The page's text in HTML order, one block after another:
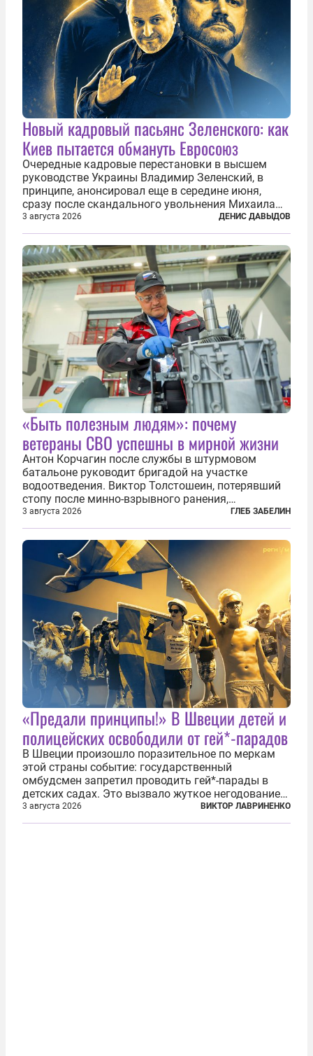
Новый кадровый пасьянс Зеленского: как
Киев пытается обмануть Евросоюз
Очередные кадровые перестановки в высшем
руководстве Украины Владимир Зеленский, в
принципе, анонсировал еще в середине июня,
сразу после скандального увольнения Михаила
Фёдорова с поста министра обороны. Это
решение повлекло за собой крупную перетасовку
в армии, довольно долго оставалась...
3 августа 2026 ДЕНИС ДАВЫДОВ
«Быть полезным людям»: почему
ветераны СВО успешны в мирной жизни
Антон Корчагин после службы в штурмовом
батальоне руководит бригадой на участке
водоотведения. Виктор Толстошеин, потерявший
стопу после минно-взрывного ранения,
ремонтирует автомобили. Артём Готманов,
командовавший мотострелковой ротой и
работавший начальником штаба батальона,
пришел в...
3 августа 2026 ГЛЕБ ЗАБЕЛИН
«Предали принципы!» В Швеции детей и
полицейских освободили от гей*-парадов
В Швеции произошло поразительное по меркам
этой страны событие: государственный
омбудсмен запретил проводить гей*-парады в
детских садах. Это вызвало жуткое негодование
шведских геев*, убежденных, что это их
священное право — промывать детям мозги своей
3 августа 2026 ВИКТОР ЛАВРИНЕНКО